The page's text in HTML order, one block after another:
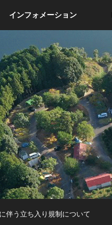
インフォメーション
伴う立ち入り規制について